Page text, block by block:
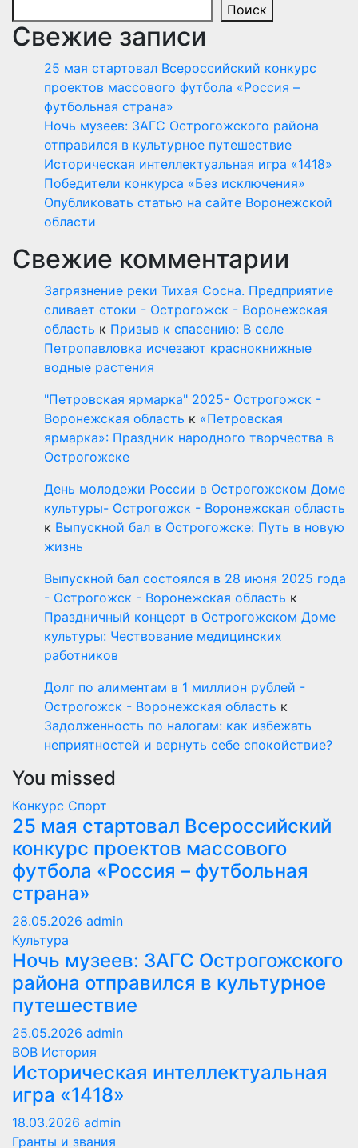
Поиск
Свежие записи
25 мая стартовал Всероссийский конкурс
проектов массового футбола «Россия –
футбольная страна»
Ночь музеев: ЗАГС Острогожского района
отправился в культурное путешествие
Историческая интеллектуальная игра «1418»
Победители конкурса «Без исключения»
Опубликовать статью на сайте Воронежской
области
Свежие комментарии
Загрязнение реки Тихая Сосна. Предприятие
сливает стоки - Острогожск - Воронежская
область к Призыв к спасению: В селе
Петропавловка исчезают краснокнижные
водные растения
"Петровская ярмарка" 2025- Острогожск -
Воронежская область к «Петровская
ярмарка»: Праздник народного творчества в
Острогожске
День молодежи России в Острогожском Доме
культуры- Острогожск - Воронежская область
к Выпускной бал в Острогожске: Путь в новую
жизнь
Выпускной бал состоялся в 28 июня 2025 года
- Острогожск - Воронежская область к
Праздничный концерт в Острогожском Доме
культуры: Чествование медицинских
работников
Долг по алиментам в 1 миллион рублей -
Острогожск - Воронежская область к
Задолженность по налогам: как избежать
неприятностей и вернуть себе спокойствие?
You missed
Конкурс Спорт
25 мая стартовал Всероссийский
конкурс проектов массового
футбола «Россия – футбольная
страна»
28.05.2026 admin
Культура
Ночь музеев: ЗАГС Острогожского
района отправился в культурное
путешествие
25.05.2026 admin
ВОВ История
Историческая интеллектуальная
игра «1418»
18.03.2026 admin
Гранты и звания